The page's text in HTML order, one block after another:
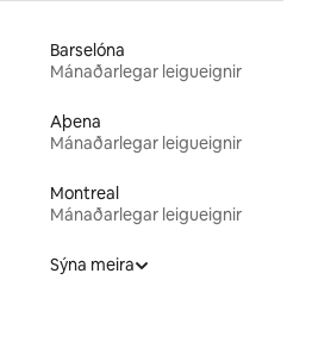
Barselóna
Mánaðarlegar leigueignir
Aþena
Mánaðarlegar leigueignir
Montreal
Mánaðarlegar leigueignir
Sýna meira